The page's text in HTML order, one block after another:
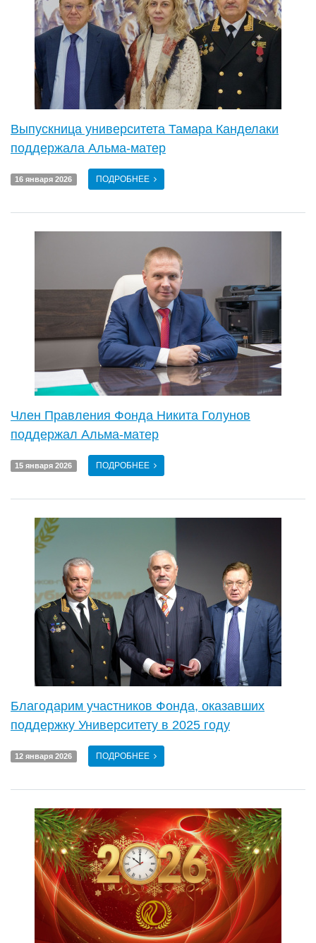
Выпускница университета Тамара Канделаки
поддержала Альма-матер
16 января 2026 ПОДРОБНЕЕ
Член Правления Фонда Никита Голунов
поддержал Альма-матер
15 января 2026 ПОДРОБНЕЕ
Благодарим участников Фонда, оказавших
поддержку Университету в 2025 году
12 января 2026 ПОДРОБНЕЕ